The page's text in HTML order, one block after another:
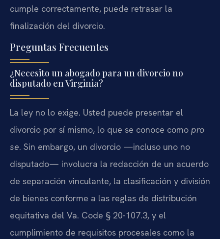
cumple correctamente, puede retrasar la
finalización del divorcio.
Preguntas Frecuentes
¿Necesito un abogado para un divorcio no
disputado en Virginia?
La ley no lo exige. Usted puede presentar el
divorcio por sí mismo, lo que se conoce como pro
se. Sin embargo, un divorcio —incluso uno no
disputado— involucra la redacción de un acuerdo
de separación vinculante, la clasificación y división
de bienes conforme a las reglas de distribución
equitativa del Va. Code § 20-107.3, y el
cumplimiento de requisitos procesales como la